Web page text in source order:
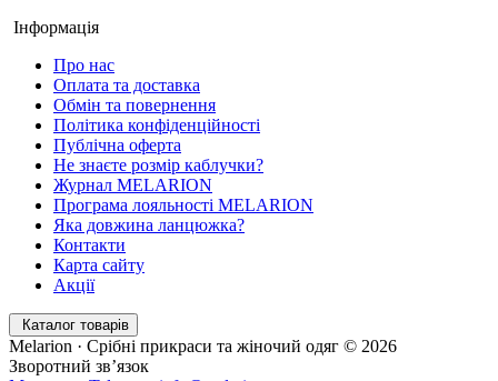
Інформація
Про нас
Оплата та доставка
Обмін та повернення
Політика конфіденційності
Публічна оферта
Не знаєте розмір каблучки?
Журнал MELARION
Програма лояльності MELARION
Яка довжина ланцюжка?
Контакти
Карта сайту
Акції
Каталог товарів
Melarion · Срібні прикраси та жіночий одяг © 2026
Зворотний зв’язок